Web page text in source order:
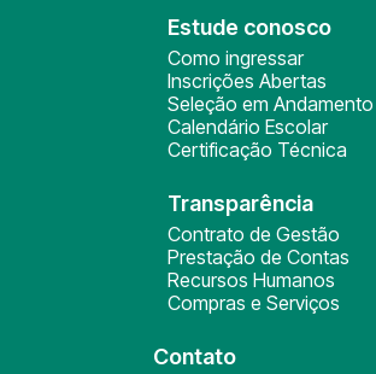
Estude conosco
Como ingressar
Inscrições Abertas
Seleção em Andamento
Calendário Escolar
Certificação Técnica
Transparência
Contrato de Gestão
Prestação de Contas
Recursos Humanos
Compras e Serviços
Contato